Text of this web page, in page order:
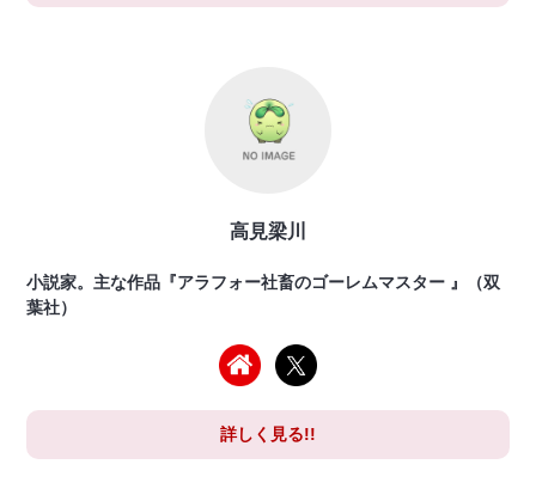
高見梁川
小説家。主な作品『アラフォー社畜のゴーレムマスター 』（双
葉社）
詳しく見る!!